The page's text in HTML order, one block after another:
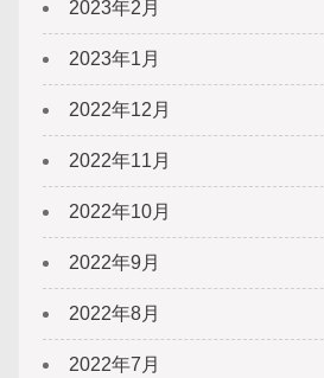
2023年2月
2023年1月
2022年12月
2022年11月
2022年10月
2022年9月
2022年8月
2022年7月